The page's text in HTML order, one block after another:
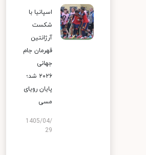
اسپانیا با
شکست
آرژانتین
قهرمان جام
جهانی
۲۰۲۶ شد؛
پایان رویای
مسی
1405/04/
29